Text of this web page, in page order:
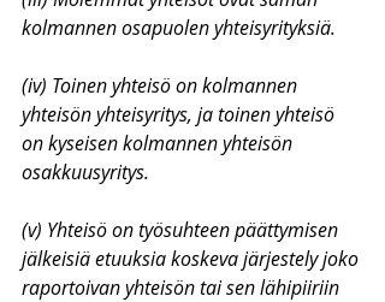
kolmannen osapuolen yhteisyrityksiä.
(iv) Toinen yhteisö on kolmannen
yhteisön yhteisyritys, ja toinen yhteisö
on kyseisen kolmannen yhteisön
osakkuusyritys.
(v) Yhteisö on työsuhteen päättymisen
jälkeisiä etuuksia koskeva järjestely joko
raportoivan yhteisön tai sen lähipiiriin